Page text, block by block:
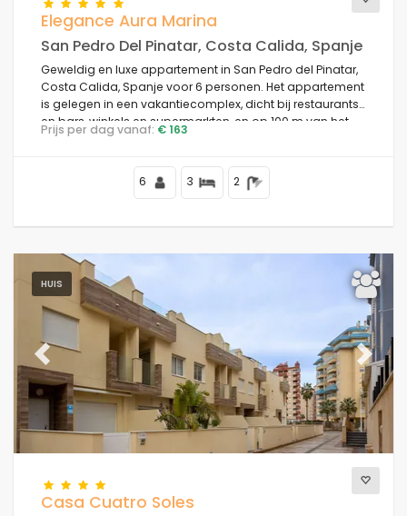
Elegance Aura Marina
San Pedro Del Pinatar, Costa Calida, Spanje
Geweldig en luxe appartement in San Pedro del Pinatar,
Costa Calida, Spanje voor 6 personen. Het appartement
is gelegen in een vakantiecomplex, dicht bij restaurants
en bars, winkels en supermarkten, en op 100 m van het
strand.
Prijs per dag vanaf: € 163
6 3 2
HUIS
Previous Next
Casa Cuatro Soles